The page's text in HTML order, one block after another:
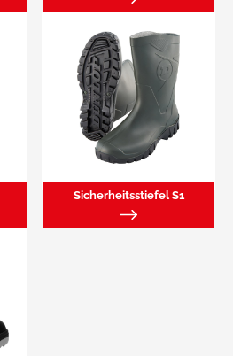
Sicherheitsstiefel S1